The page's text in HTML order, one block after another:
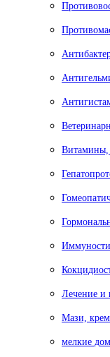
Витамины,
Лечение и
Мази,
мелкие